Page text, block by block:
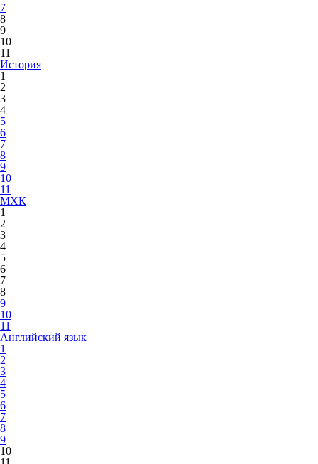
7
8
9
10
11
История
1
2
3
4
5
6
7
8
9
10
11
МХК
1
2
3
4
5
6
7
8
9
10
11
Английский язык
1
2
3
4
5
6
7
8
9
10